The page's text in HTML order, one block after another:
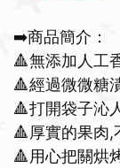
➡️商品簡介：
🔺無添加人工
🔺經過微微糖
🔺打開袋子沁
🔺厚實的果肉,
🔺用心把關烘